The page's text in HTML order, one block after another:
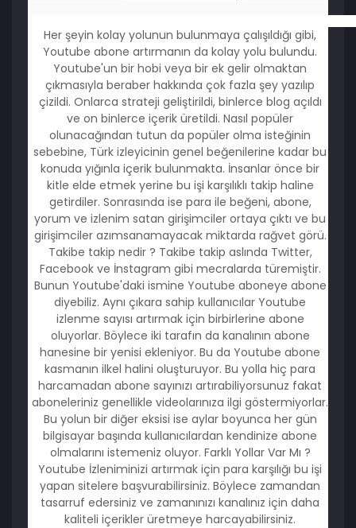
Her şeyin kolay yolunun bulunmaya çalışıldığı gibi,
Youtube abone artırmanın da kolay yolu bulundu.
Youtube'un bir hobi veya bir ek gelir olmaktan
çıkmasıyla beraber hakkında çok fazla şey yazılıp
çizildi. Onlarca strateji geliştirildi, binlerce blog açıldı
ve on binlerce içerik üretildi. Nasıl popüler
olunacağından tutun da popüler olma isteğinin
sebebine, Türk izleyicinin genel beğenilerine kadar bu
konuda yığınla içerik bulunmakta. İnsanlar önce bir
kitle elde etmek yerine bu işi karşılıklı takip haline
getirdiler. Sonrasında ise para ile beğeni, abone,
yorum ve izlenim satan girişimciler ortaya çıktı ve bu
girişimciler azımsanamayacak miktarda rağvet görü.
Takibe takip nedir ? Takibe takip aslında Twitter,
Facebook ve İnstagram gibi mecralarda türemiştir.
Bunun Youtube'daki ismine Youtube aboneye abone
diyebiliz. Aynı çıkara sahip kullanıcılar Youtube
izlenme sayısı artırmak için birbirlerine abone
oluyorlar. Böylece iki tarafın da kanalının abone
hanesine bir yenisi ekleniyor. Bu da Youtube abone
kasmanın ilkel halini oluşturuyor. Bu yolla hiç para
harcamadan abone sayınızı artırabiliyorsunuz fakat
aboneleriniz genellikle videolarınıza ilgi göstermiyorlar.
Bu yolun bir diğer eksisi ise aylar boyunca her gün
bilgisayar başında kullanıcılardan kendinize abone
olmalarını istemeniz oluyor. Farklı Yollar Var Mı ?
Youtube İzleniminizi artırmak için para karşılığı bu işi
yapan sitelere başvurabilirsiniz. Böylece zamandan
tasarruf edersiniz ve zamanınızı kanalınız için daha
kaliteli içerikler üretmeye harcayabilirsiniz.